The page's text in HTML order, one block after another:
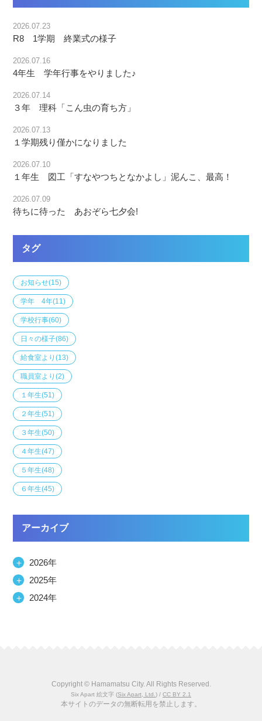
2026.07.23
R8 1学期 終業式の様子
2026.07.16
4年生 学年行事をやりました♪
2026.07.14
３年 理科「こん虫の育ち方」
2026.07.13
１学期残り僅かになりました
2026.07.10
１年生 図工「すなやつちとなかよし」泥んこ、最高！
2026.07.09
待ちに待った あおぞら七夕会!
タグ
お知らせ(15)
学年 4年(11)
学校行事(60)
日々の様子(86)
給食室より(13)
職員室より(2)
１年生(51)
２年生(51)
３年生(50)
４年生(47)
５年生(48)
６年生(45)
アーカイブ
＋
2026年
＋
2025年
＋
2024年
Copyright © Hamamatsu City. All Rights Reserved.
Six Apart 絵文字 (Six Apart, Ltd.) / CC BY 2.1
本サイトのデータの無断転用を禁止します。